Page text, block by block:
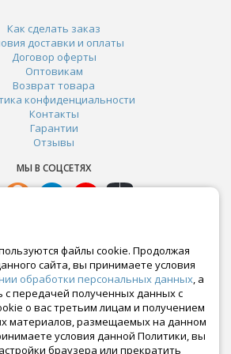
Как сделать заказ
доставки и оплаты
Договор оферты
Оптовикам
Возврат товара
конфиденциальности
Контакты
Гарантии
Отзывы
МЫ В СОЦСЕТЯХ
Почта:
файлы cookie. Продолжая
сайта, вы принимаете условия
обработки персональных данных, а
с передачей полученных данных с
о вас третьим лицам и получением
материалов, размещаемых на данном
условия данной Политики, вы
браузера или прекратить